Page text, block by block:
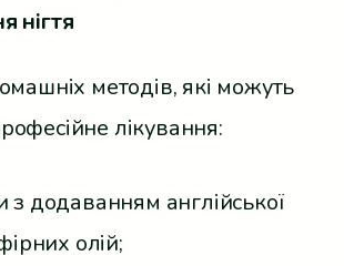
нігтя
методів, які можуть
лікування:
з додаванням англійської
олій;